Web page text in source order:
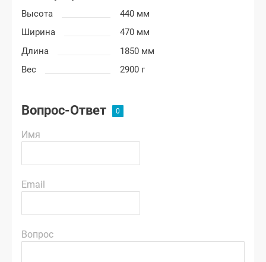
Высота
440 мм
Ширина
470 мм
Длина
1850 мм
Вес
2900 г
Вопрос-Ответ
Имя
Email
Вопрос